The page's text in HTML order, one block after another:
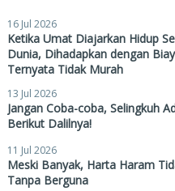
16 Jul 2026
Ketika Umat Diajarkan Hidup
Dunia, Dihadapkan dengan
Ternyata Tidak Murah
13 Jul 2026
Jangan Coba-coba, Selingkuh
Berikut Dalilnya!
11 Jul 2026
Meski Banyak, Harta Haram
Tanpa Berguna